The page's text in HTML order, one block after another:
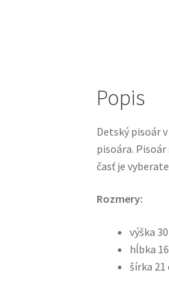
Popis
Detský pisoár
pisoára.
časť je
Rozmery:
výška
hĺbka
šírka 21